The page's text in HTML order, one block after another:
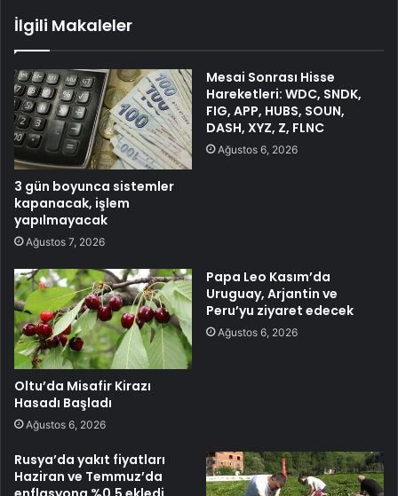
İlgili Makaleler
3 gün boyunca sistemler
kapanacak, işlem
yapılmayacak
Ağustos 7, 2026
Mesai Sonrası Hisse
Hareketleri: WDC, SNDK,
FIG, APP, HUBS, SOUN,
DASH, XYZ, Z, FLNC
Ağustos 6, 2026
Oltu’da Misafir Kirazı
Hasadı Başladı
Ağustos 6, 2026
Papa Leo Kasım’da
Uruguay, Arjantin ve
Peru’yu ziyaret edecek
Ağustos 6, 2026
Rusya’da yakıt fiyatları
Haziran ve Temmuz’da